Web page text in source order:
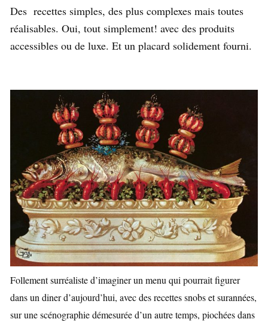
Des recettes simples, des plus complexes mais toutes
réalisables. Oui, tout simplement! avec des produits
accessibles ou de luxe. Et un placard solidement fourni.
Follement surréaliste d’imaginer un menu qui pourrait figurer
dans un diner d’aujourd’hui, avec des recettes snobs et surannées,
sur une scénographie démesurée d’un autre temps, piochées dans